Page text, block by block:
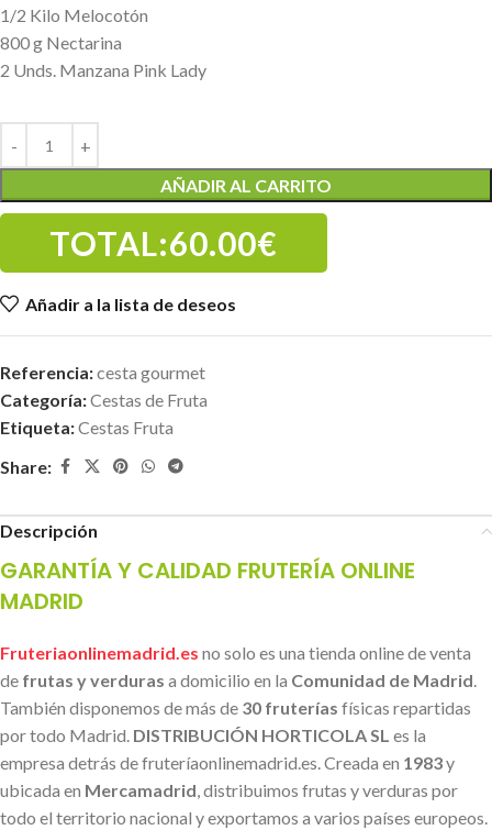
1/2 Kilo Melocotón
800 g Nectarina
2 Unds. Manzana Pink Lady
AÑADIR AL CARRITO
TOTAL:60.00€
Añadir a la lista de deseos
Referencia:cesta gourmet
Categoría:Cestas de Fruta
Etiqueta:Cestas Fruta
Share:
Descripción
GARANTÍA Y CALIDAD FRUTERÍA ONLINE
MADRID
Fruteriaonlinemadrid.es no solo es una tienda online de venta
de frutas y verduras a domicilio en la Comunidad de Madrid.
También disponemos de más de 30 fruterías físicas repartidas
por todo Madrid. DISTRIBUCIÓN HORTICOLA SL es la
empresa detrás de fruteríaonlinemadrid.es. Creada en 1983y
ubicada en Mercamadrid, distribuimos frutas y verduras por
todo el territorio nacional y exportamos a varios países europeos.